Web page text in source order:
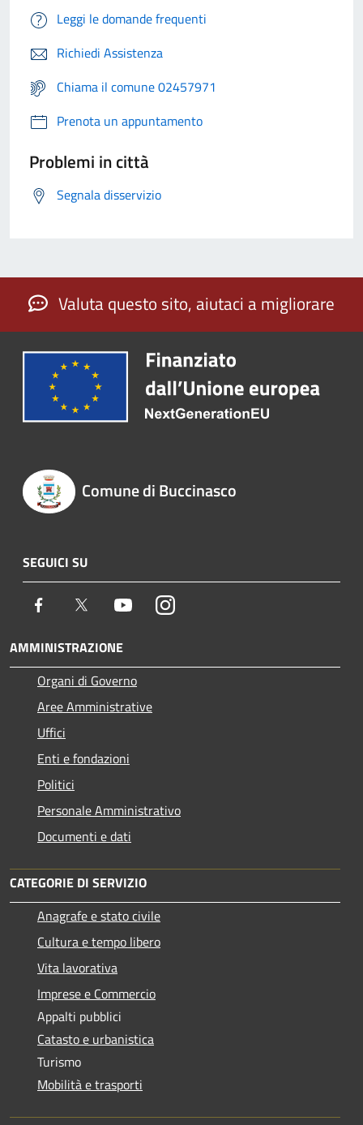
Leggi le domande frequenti
Richiedi Assistenza
Chiama il comune 02457971
Prenota un appuntamento
Problemi in città
Segnala disservizio
Valuta questo sito, aiutaci a migliorare
Comune di Buccinasco
SEGUICI SU
Facebook Twitter YoutubeInstagram
AMMINISTRAZIONE
Organi di Governo
Aree Amministrative
Uffici
Enti e fondazioni
Politici
Personale Amministrativo
Documenti e dati
CATEGORIE DI SERVIZIO
Anagrafe e stato civile
Cultura e tempo libero
Vita lavorativa
Imprese e Commercio
Appalti pubblici
Catasto e urbanistica
Turismo
Mobilità e trasporti